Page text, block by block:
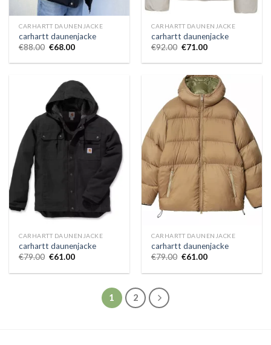
CARHARTT DAUNENJACKE
carhartt daunenjacke
€88.00 €68.00
CARHARTT DAUNENJACKE
carhartt daunenjacke
€92.00 €71.00
CARHARTT DAUNENJACKE
carhartt daunenjacke
€79.00 €61.00
CARHARTT DAUNENJACKE
carhartt daunenjacke
€79.00 €61.00
1 2